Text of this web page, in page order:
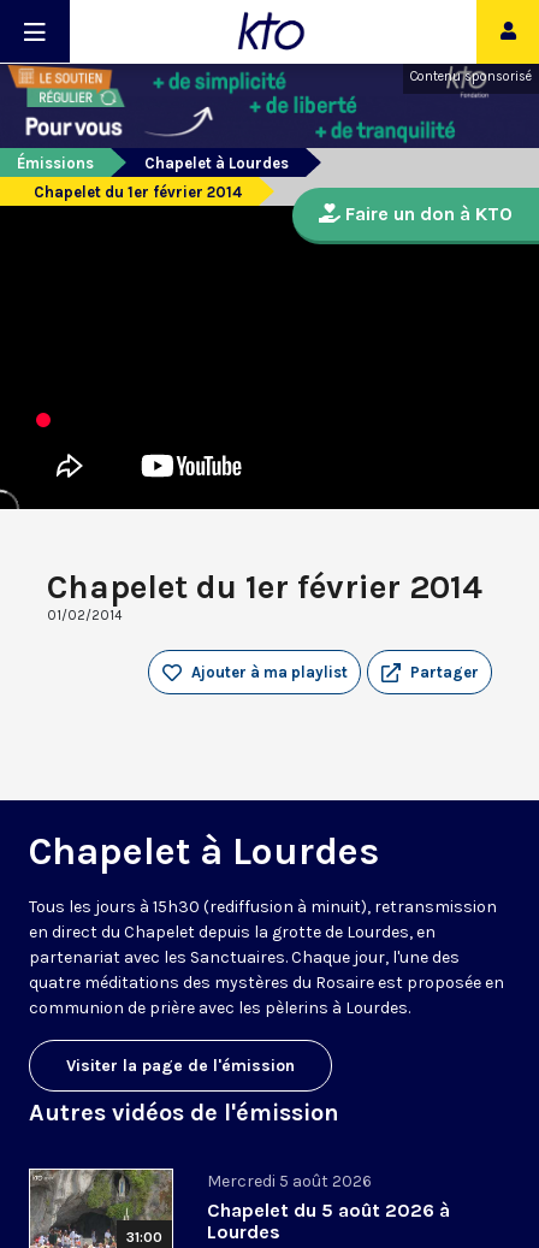
Contenu sponsorisé
Émissions
Chapelet à Lourdes
Chapelet du 1er février 2014
Chapelet du 1er février 2014
01/02/2014
Partager
Ajouter à ma playlist
Chapelet à Lourdes
Tous les jours à 15h30 (rediffusion à minuit), retransmission
en direct du Chapelet depuis la grotte de Lourdes, en
partenariat avec les Sanctuaires. Chaque jour, l'une des
quatre méditations des mystères du Rosaire est proposée en
communion de prière avec les pèlerins à Lourdes.
Visiter la page de l'émission
Autres vidéos de l'émission
31:00
Mercredi 5 août 2026
Chapelet du 5 août 2026 à
Lourdes
Faire un don à KTO